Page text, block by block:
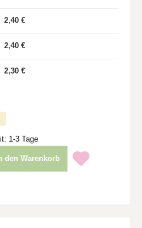
2,40 €
2,40 €
2,30 €
1-3 Tage
Wert ein oder benutze die Schaltflächen
den Warenkorb